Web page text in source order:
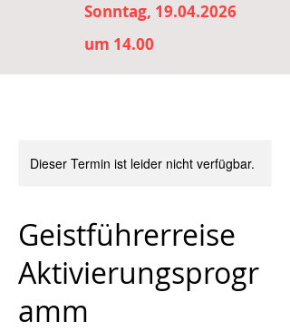
Sonntag, 19.04.2026
um 14.00
Dieser Termin ist leider nicht verfügbar.
Geistführerreise
Aktivierungsprogr
amm